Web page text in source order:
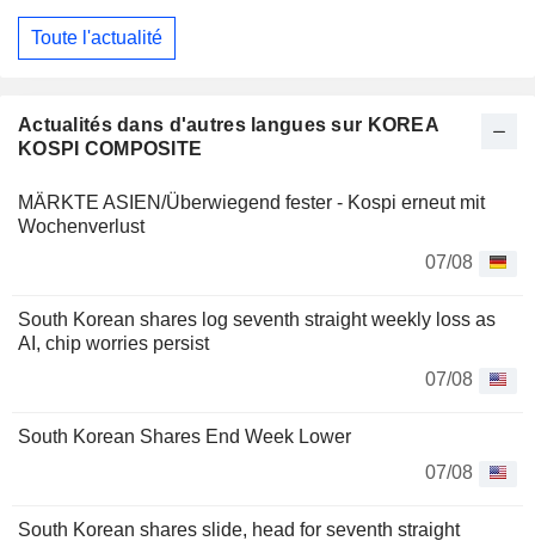
Toute l'actualité
Actualités dans d'autres langues sur KOREA
KOSPI COMPOSITE
MÄRKTE ASIEN/Überwiegend fester - Kospi erneut mit
Wochenverlust
07/08
South Korean shares log seventh straight weekly loss as
AI, chip worries persist
07/08
South Korean Shares End Week Lower
07/08
South Korean shares slide, head for seventh straight